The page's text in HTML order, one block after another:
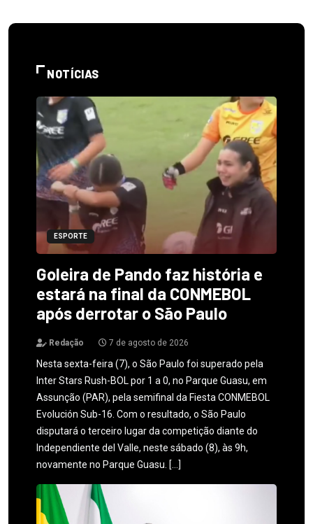
NOTÍCIAS
ESPORTE
Goleira de Pando faz história e
estará na final da CONMEBOL
após derrotar o São Paulo
Redação 7 de agosto de 2026
Nesta sexta-feira (7), o São Paulo foi superado pela
Inter Stars Rush-BOL por 1 a 0, no Parque Guasu, em
Assunção (PAR), pela semifinal da Fiesta CONMEBOL
Evolución Sub-16. Com o resultado, o São Paulo
disputará o terceiro lugar da competição diante do
Independiente del Valle, neste sábado (8), às 9h,
novamente no Parque Guasu. […]